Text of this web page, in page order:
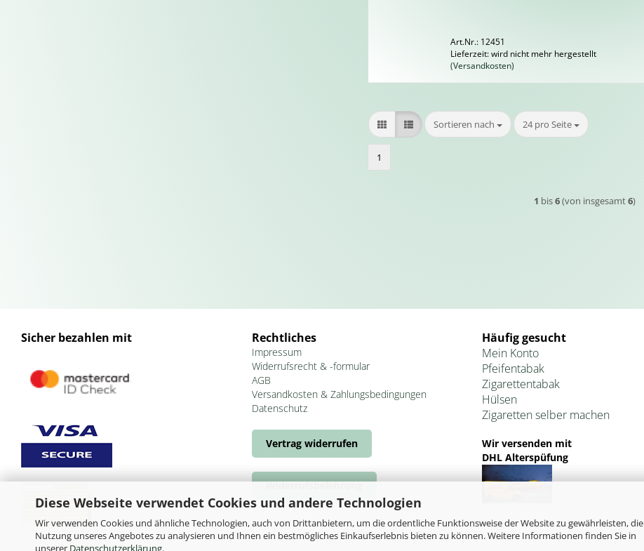
Diese Webseite verwendet Cookies und andere Technologien
Wir verwenden Cookies und ähnliche Technologien, auch von Drittanbietern, um die ordentliche Funktionsweise der Website zu gewährleisten, die
Nutzung unseres Angebotes zu analysieren und Ihnen ein bestmögliches Einkaufserlebnis bieten zu können. Weitere Informationen finden Sie in
unserer Datenschutzerklärung.
Art.Nr.: 12451
Lieferzeit: wird nicht mehr hergestellt
(Versandkosten)
Sortieren nach
Sortieren nach 24 pro Seite
pro Seite
1
1 bis6(von insgesamt6)
Sicher bezahlen mit Rechtliches
Impressum
Widerrufsrecht & -formular
AGB
Versandkosten & Zahlungsbedingungen
Datenschutz
Vertrag widerrufen
Widerrufsbelehrung
Häufig gesucht
Mein Konto
Pfeifentabak
Zigarettentabak
Hülsen
Zigaretten selber machen
Wir versenden mit
DHL Alterspüfung